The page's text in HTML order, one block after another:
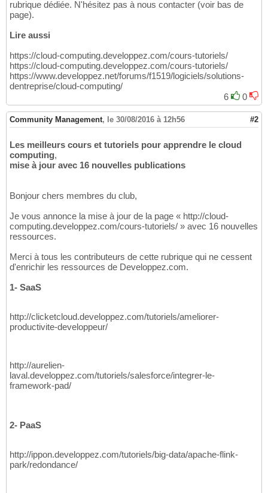
rubrique dédiée. N'hésitez pas à nous contacter (voir bas de
page).
Lire aussi
https://cloud-computing.developpez.com/cours-tutoriels/
https://cloud-computing.developpez.com/cours-tutoriels/
https://www.developpez.net/forums/f1519/logiciels/solutions-
dentreprise/cloud-computing/
6
0
Community Management, le 30/08/2016 à 12h56 #2
Les meilleurs cours et tutoriels pour apprendre le cloud
computing,
mise à jour avec 16 nouvelles publications
Bonjour chers membres du club,
Je vous annonce la mise à jour de la page « http://cloud-
computing.developpez.com/cours-tutoriels/ » avec 16 nouvelles
ressources.
Merci à tous les contributeurs de cette rubrique qui ne cessent
d'enrichir les ressources de Developpez.com.
1- SaaS
http://clicketcloud.developpez.com/tutoriels/ameliorer-
productivite-developpeur/
http://aurelien-
laval.developpez.com/tutoriels/salesforce/integrer-le-
framework-pad/
2- PaaS
http://ippon.developpez.com/tutoriels/big-data/apache-flink-
park/redondance/